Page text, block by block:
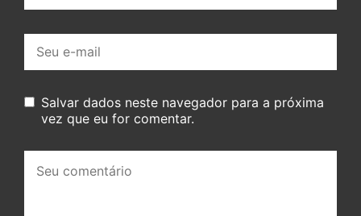
mail:
Salvar dados neste navegador para a próxima
vez que eu for comentar.
comentário: